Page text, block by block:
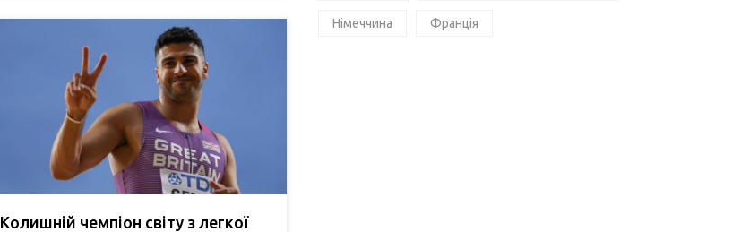
Колишній чемпіон світу з легкої
Німеччина Франція